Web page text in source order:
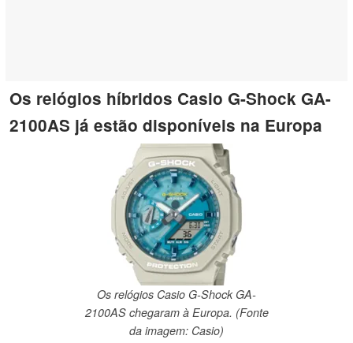
Os relógios híbridos Casio G-Shock GA-
2100AS já estão disponíveis na Europa
Os relógios Casio G-Shock GA-
2100AS chegaram à Europa. (Fonte
da imagem: Casio)